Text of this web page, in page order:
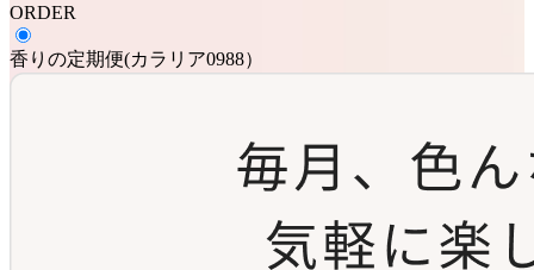
ORDER
香りの定期便(カラリア0988）